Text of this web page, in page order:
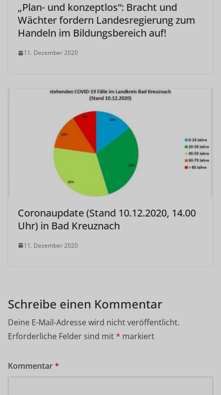
„Plan- und konzeptlos“: Bracht und
Wächter fordern Landesregierung zum
Handeln im Bildungsbereich auf!
11. Dezember 2020
Coronaupdate (Stand 10.12.2020, 14.00
Uhr) in Bad Kreuznach
11. Dezember 2020
Schreibe einen Kommentar
Deine E-Mail-Adresse wird nicht veröffentlicht.
Erforderliche Felder sind mit* markiert
Kommentar*